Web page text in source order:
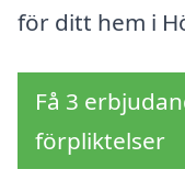
för ditt hem i
Få 3
förpliktelser